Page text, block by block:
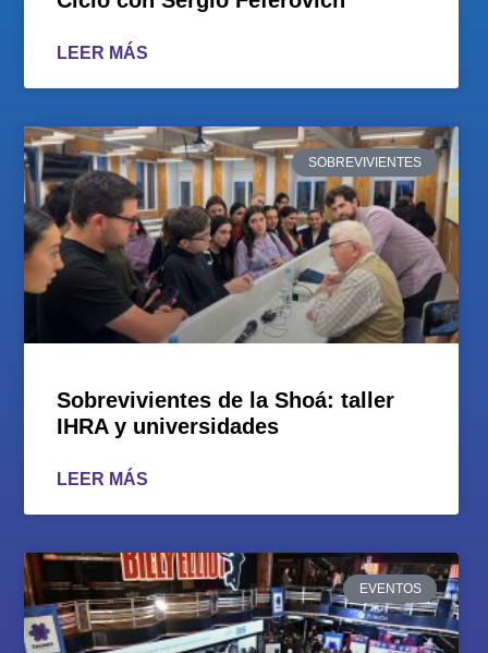
LEER MÁS
SOBREVIVIENTES
Sobrevivientes de la Shoá: taller
IHRA y universidades
LEER MÁS
EVENTOS